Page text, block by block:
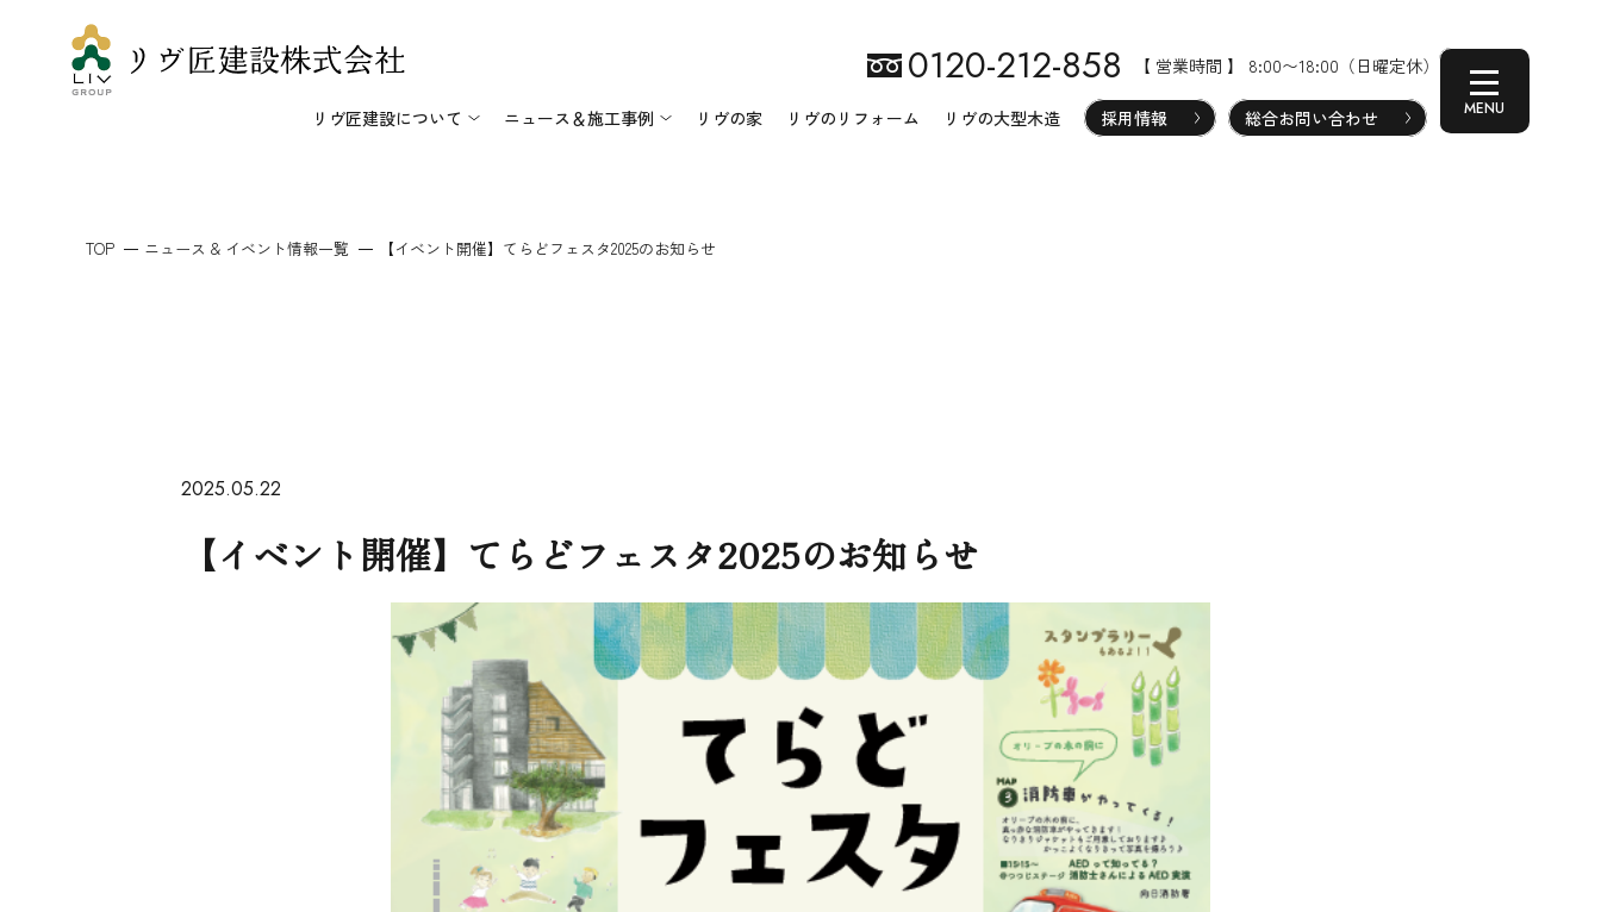
リヴ匠建設について
リヴ匠建設について
ニュース＆施工事例
ニュース一覧
リヴの家 リヴのリフォーム リヴの大型木造 採用情報 総合お問い合わせ
0120-212-858 【 営業時間 】 8:00〜18:00（日曜定休）
TOP ニュース & イベント情報一覧 【イベント開催】てらどフェスタ2025のお知らせ
2025.05.22
【イベント開催】てらどフェスタ2025のお知らせ